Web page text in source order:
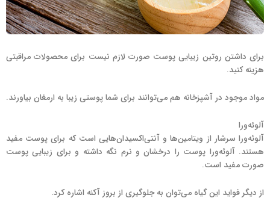
برای داشتن روتین زیبایی پوست صورت لازم نیست برای محصولات مراقبتی
هزینه کنید.
مواد موجود در آشپزخانه هم می‌توانند برای شما پوستی زیبا به ارمغان بیاورند.
آلوئه‌ورا
آلوئه‌ورا سرشار از ویتامین‌ها و آنتی‌اکسیدان‌هایی است که برای پوست مفید
هستند. آلوئه‌ورا پوست را درخشان و نرم نگه داشته و برای زیبایی پوست
صورت مفید است.
از دیگر فواید این گیاه می‌توان به جلوگیری از بروز آکنه اشاره کرد.